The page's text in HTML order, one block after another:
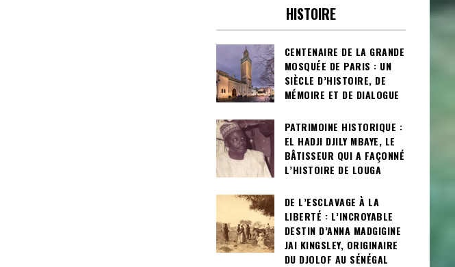
HISTOIRE
CENTENAIRE DE LA GRANDE
MOSQUÉE DE PARIS : UN
SIÈCLE D’HISTOIRE, DE
MÉMOIRE ET DE DIALOGUE
PATRIMOINE HISTORIQUE :
EL HADJI DJILY MBAYE, LE
BÂTISSEUR QUI A FAÇONNÉ
L’HISTOIRE DE LOUGA
DE L’ESCLAVAGE À LA
LIBERTÉ : L’INCROYABLE
DESTIN D’ANNA MADGIGINE
JAI KINGSLEY, ORIGINAIRE
DU DJOLOF AU SÉNÉGAL